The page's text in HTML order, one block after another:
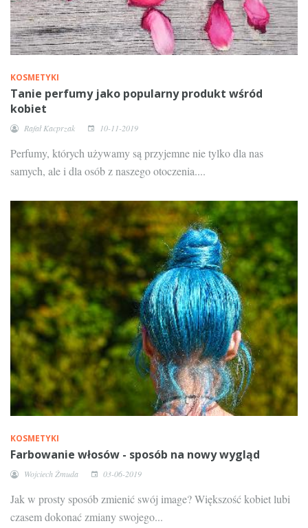
KOSMETYKI
Tanie perfumy jako popularny produkt wśród
kobiet
Rafał Kacprzak 10-11-2019
Perfumy, których używamy są przyjemne nie tylko dla nas
samych, ale i dla osób z naszego otoczenia....
KOSMETYKI
Farbowanie włosów - sposób na nowy wygląd
Wojciech Żmuda 03-06-2019
Jak w prosty sposób zmienić swój image? Większość kobiet lubi
czasem dokonać zmiany swojego...